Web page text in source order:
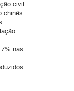
civil
chinês
nas